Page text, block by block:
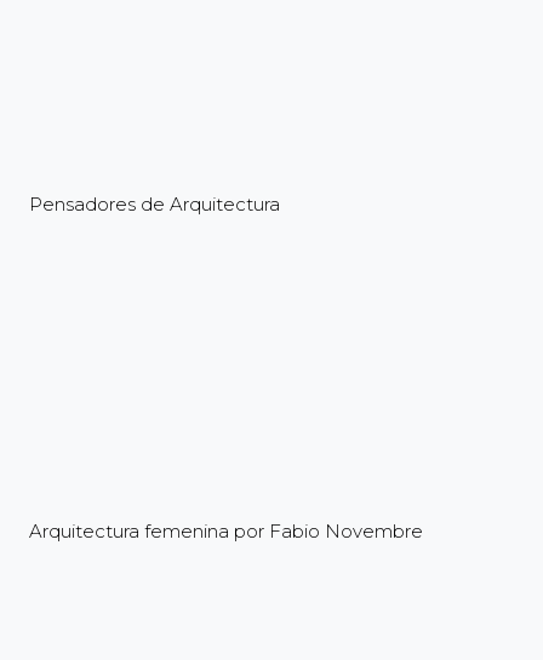
Pensadores de Arquitectura
Arquitectura femenina por Fabio Novembre